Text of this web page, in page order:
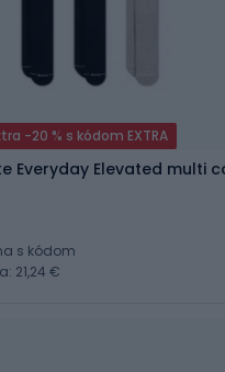
-20 % s kódom EXTRA
Everyday Elevated multi
s kódom
21,24 €